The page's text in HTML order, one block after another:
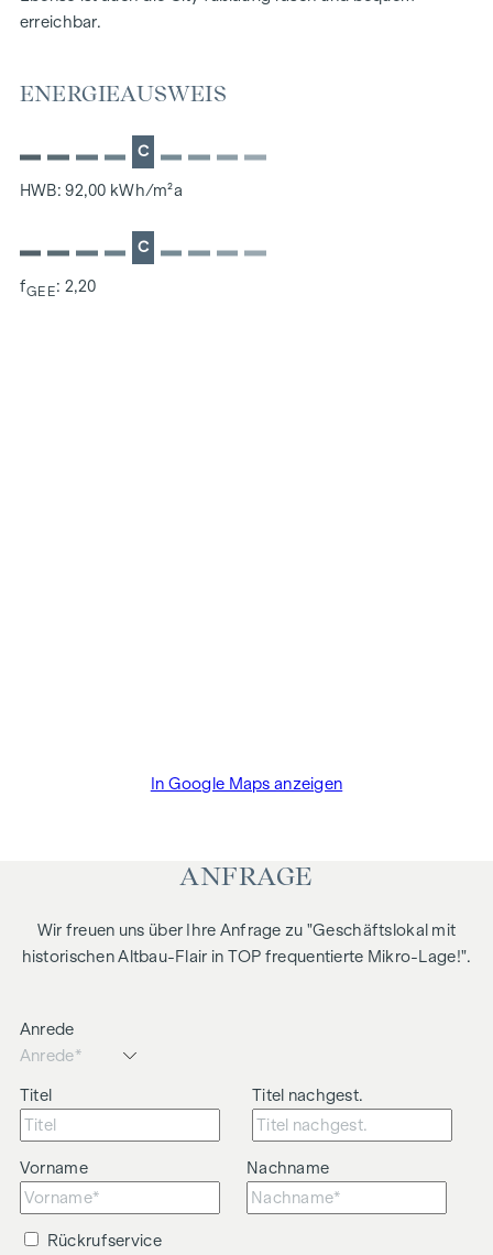
erreichbar.
ENERGIEAUSWEIS
C
HWB: 92,00 kWh/m²a
C
fGEE: 2,20
In Google Maps anzeigen
ANFRAGE
Wir freuen uns über Ihre Anfrage zu "Geschäftslokal mit
historischen Altbau-Flair in TOP frequentierte Mikro-Lage!".
Anrede
Titel Titel nachgest.
Vorname Nachname
Rückrufservice